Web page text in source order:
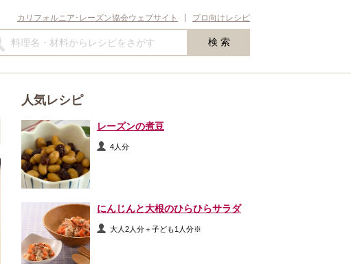
カリフォルニア･レーズン協会ウェブサイト プロ向けレシピ
人気レシピ
レーズンの煮豆
4人分
にんじんと大根のひらひらサラダ
大人2人分＋子ども1人分※